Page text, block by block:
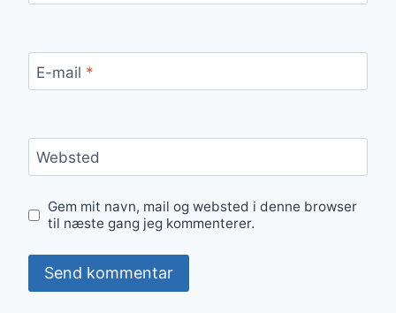
E-mail *
Websted
Gem mit navn, mail og websted i denne browser
til næste gang jeg kommenterer.